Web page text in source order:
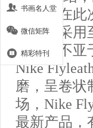
理念。在此
子，它采用
触感均不亚
Nike
磨，呈卷状
场，Nike
最新产品，
书画名人堂
微信矩阵
精彩特刊